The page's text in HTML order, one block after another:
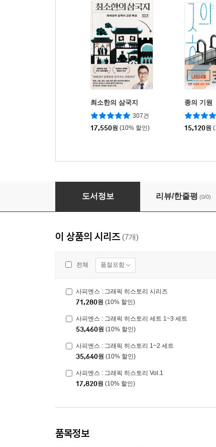
최소한의 삼국지
307건
17,550원 (10% 할인)
종의 기원
15,120원
사피엔스 : 그래픽 히스토리 시리즈
도서정보 리뷰/한줄평 (0/0)
이 상품의 시리즈 (7개)
전체 품절포함
사피엔스 : 그래픽 히스토리 시리즈
71,280원 (10% 할인)
사피엔스 : 그래픽 히스토리 세트 1~3 세트
53,460원 (10% 할인)
사피엔스 : 그래픽 히스토리 1~2 세트
35,640원 (10% 할인)
사피엔스 : 그래픽 히스토리 Vol.1
17,820원 (10% 할인)
품목정보